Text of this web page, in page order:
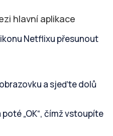
hlavní aplikace
Netflixu přesunout
a sjeďte dolů
„OK“, čímž vstoupíte